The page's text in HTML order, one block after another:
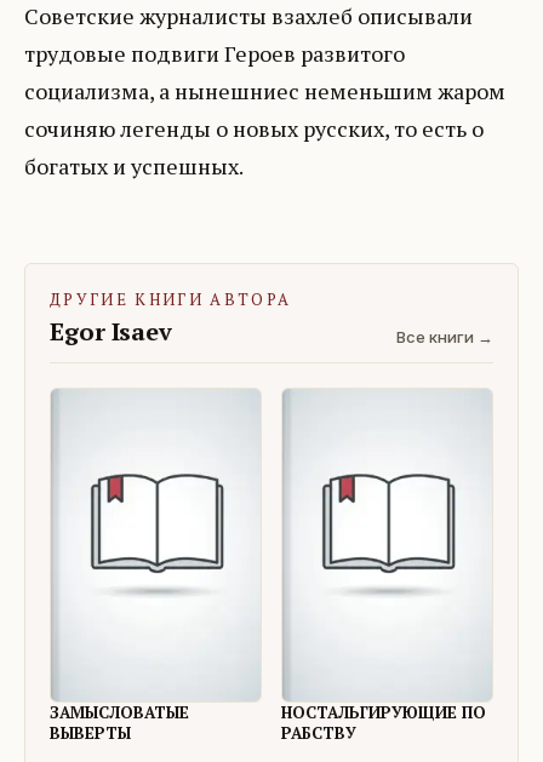
Советские журналисты взахлеб описывали
трудовые подвиги Героев развитого
социализма, а нынешниес неменьшим жаром
сочиняю легенды о новых русских, то есть о
богатых и успешных.
ДРУГИЕ КНИГИ АВТОРА
Egor Isaev Все книги →
ЗАМЫСЛОВАТЫЕ
ВЫВЕРТЫ
НОСТАЛЬГИРУЮЩИЕ ПО
РАБСТВУ